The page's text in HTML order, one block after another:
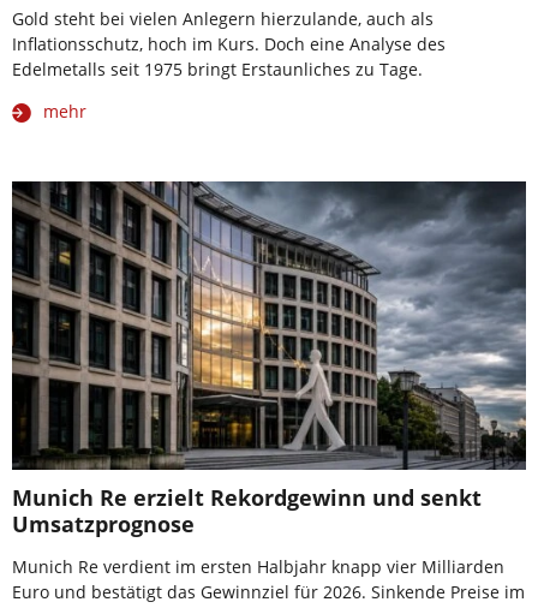
Gold steht bei vielen Anlegern hierzulande, auch als
Inflationsschutz, hoch im Kurs. Doch eine Analyse des
Edelmetalls seit 1975 bringt Erstaunliches zu Tage.
mehr
Munich Re erzielt Rekordgewinn und senkt
Umsatzprognose
Munich Re verdient im ersten Halbjahr knapp vier Milliarden
Euro und bestätigt das Gewinnziel für 2026. Sinkende Preise im